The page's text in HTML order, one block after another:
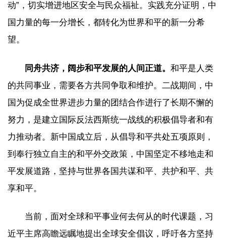
动”，切实增进地区安全与民众福祉。实践充分证明，中
国力量的每一分增长，都转化为世界和平的新一分希
望。
同舟共济，阔步和平发展的人间正道。 和平是人类
的共同事业，需要各方共同争取和维护。二战期间，中
国为促成全世界进步力量的团结合作进行了长期不懈的
努力，是建立国际反法西斯统一战线的积极倡导者和有
力推动者。新中国成立后，从倡导和平共处五项原则，
到奉行独立自主的和平外交政策，中国坚定不移地走和
平发展道路，坚持与世界各国共谋和平、共护和平、共
享和平。
当前，面对全球和平事业何去何从的时代课题，习
近平主席高瞻远瞩地提出全球安全倡议，呼吁各方坚持